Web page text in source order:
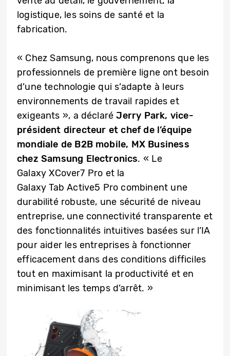
logistique, les soins de santé et la
fabrication.
« Chez Samsung, nous comprenons que les
professionnels de première ligne ont besoin
d’une technologie qui s’adapte à leurs
environnements de travail rapides et
exigeants », a déclaréJerry Park, vice-
président directeur et chef de l’équipe
mondiale de B2B mobile, MX Business
chez Samsung Electronics. « Le
Galaxy XCover7 Pro et la
Galaxy Tab Active5 Pro combinent une
durabilité robuste, une sécurité de niveau
entreprise, une connectivité transparente et
des fonctionnalités intuitives basées sur l’IA
pour aider les entreprises à fonctionner
efficacement dans des conditions difficiles
tout en maximisant la productivité et en
minimisant les temps d’arrêt. »